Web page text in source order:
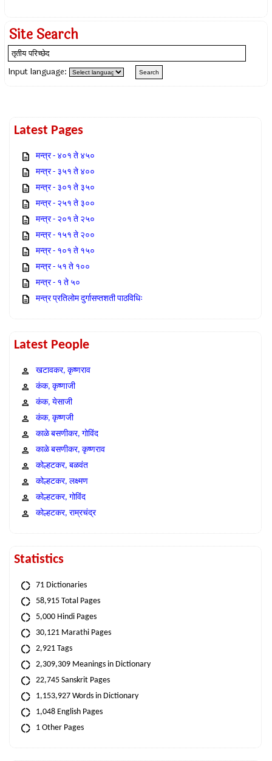
Site Search
Input language:
Latest Pages
मन्त्र - ४०१ ते ४५०
मन्त्र - ३५१ ते ४००
मन्त्र - ३०१ ते ३५०
मन्त्र - २५१ ते ३००
मन्त्र - २०१ ते २५०
मन्त्र - १५१ ते २००
मन्त्र - १०१ ते १५०
मन्त्र - ५१ ते १००
मन्त्र - १ ते ५०
मन्त्र प्रतिलोम दुर्गासप्तशती पाठविधिः
Latest People
खटावकर, कृष्णराव
कंक, कृष्णाजी
कंक, येसाजी
कंक, कृष्णजी
काळे बसणीकर, गोविंद
काळे बसणीकर, कृष्णराव
कोल्हटकर, बळवंत
कोल्हटकर, लक्ष्मण
कोल्हटकर, गोविंद
कोल्हटकर, राम्रचंद्र
Statistics
71 Dictionaries
58,915 Total Pages
5,000 Hindi Pages
30,121 Marathi Pages
2,921 Tags
2,309,309 Meanings in Dictionary
22,745 Sanskrit Pages
1,153,927 Words in Dictionary
1,048 English Pages
1 Other Pages